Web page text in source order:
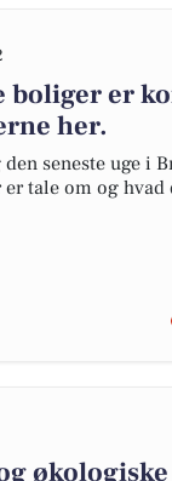
boliger er
her.
seneste uge i
tale om og hvad